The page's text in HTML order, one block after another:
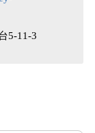
5-11-3